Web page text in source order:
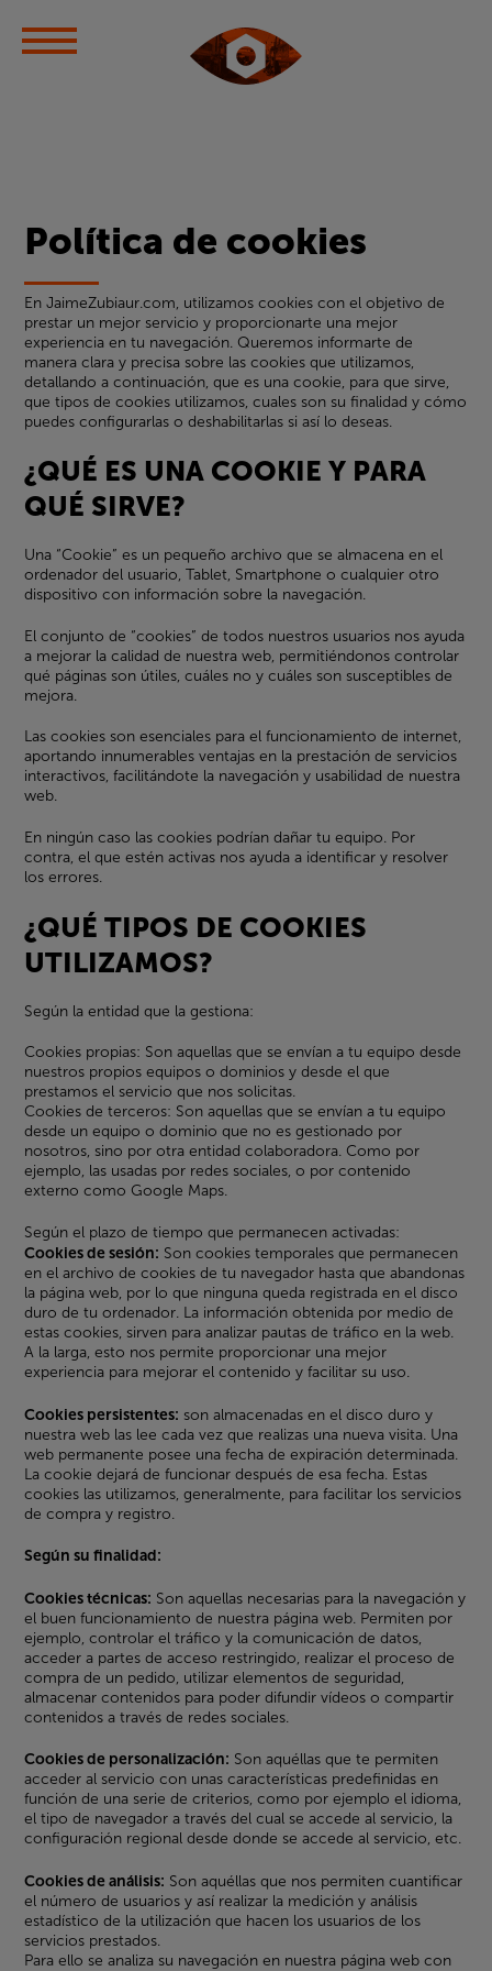
Política de cookies
En JaimeZubiaur.com, utilizamos cookies con el objetivo de
prestar un mejor servicio y proporcionarte una mejor
experiencia en tu navegación. Queremos informarte de
manera clara y precisa sobre las cookies que utilizamos,
detallando a continuación, que es una cookie, para que sirve,
que tipos de cookies utilizamos, cuales son su finalidad y cómo
puedes configurarlas o deshabilitarlas si así lo deseas.
¿QUÉ ES UNA COOKIE Y PARA
QUÉ SIRVE?
Una “Cookie” es un pequeño archivo que se almacena en el
ordenador del usuario, Tablet, Smartphone o cualquier otro
dispositivo con información sobre la navegación.
El conjunto de “cookies” de todos nuestros usuarios nos ayuda
a mejorar la calidad de nuestra web, permitiéndonos controlar
qué páginas son útiles, cuáles no y cuáles son susceptibles de
mejora.
Las cookies son esenciales para el funcionamiento de internet,
aportando innumerables ventajas en la prestación de servicios
interactivos, facilitándote la navegación y usabilidad de nuestra
web.
En ningún caso las cookies podrían dañar tu equipo. Por
contra, el que estén activas nos ayuda a identificar y resolver
los errores.
¿QUÉ TIPOS DE COOKIES
UTILIZAMOS?
Según la entidad que la gestiona:
Cookies propias: Son aquellas que se envían a tu equipo desde
nuestros propios equipos o dominios y desde el que
prestamos el servicio que nos solicitas.
Cookies de terceros: Son aquellas que se envían a tu equipo
desde un equipo o dominio que no es gestionado por
nosotros, sino por otra entidad colaboradora. Como por
ejemplo, las usadas por redes sociales, o por contenido
externo como Google Maps.
Según el plazo de tiempo que permanecen activadas:
Cookies de sesión: Son cookies temporales que permanecen
en el archivo de cookies de tu navegador hasta que abandonas
la página web, por lo que ninguna queda registrada en el disco
duro de tu ordenador. La información obtenida por medio de
estas cookies, sirven para analizar pautas de tráfico en la web.
A la larga, esto nos permite proporcionar una mejor
experiencia para mejorar el contenido y facilitar su uso.
Cookies persistentes: son almacenadas en el disco duro y
nuestra web las lee cada vez que realizas una nueva visita. Una
web permanente posee una fecha de expiración determinada.
La cookie dejará de funcionar después de esa fecha. Estas
cookies las utilizamos, generalmente, para facilitar los servicios
de compra y registro.
Según su finalidad:
Cookies técnicas: Son aquellas necesarias para la navegación y
el buen funcionamiento de nuestra página web. Permiten por
ejemplo, controlar el tráfico y la comunicación de datos,
acceder a partes de acceso restringido, realizar el proceso de
compra de un pedido, utilizar elementos de seguridad,
almacenar contenidos para poder difundir vídeos o compartir
contenidos a través de redes sociales.
Cookies de personalización: Son aquéllas que te permiten
acceder al servicio con unas características predefinidas en
función de una serie de criterios, como por ejemplo el idioma,
el tipo de navegador a través del cual se accede al servicio, la
configuración regional desde donde se accede al servicio, etc.
Cookies de análisis: Son aquéllas que nos permiten cuantificar
el número de usuarios y así realizar la medición y análisis
estadístico de la utilización que hacen los usuarios de los
servicios prestados.
Para ello se analiza su navegación en nuestra página web con